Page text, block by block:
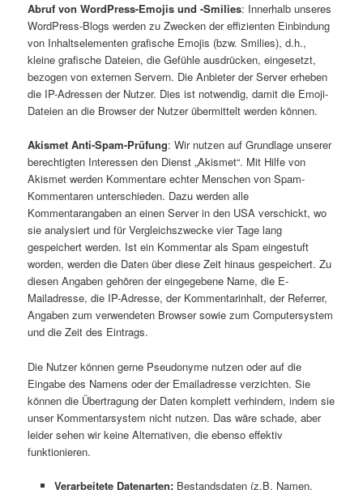
Abruf von WordPress-Emojis und -Smilies: Innerhalb unseres
WordPress-Blogs werden zu Zwecken der effizienten Einbindung
von Inhaltselementen grafische Emojis (bzw. Smilies), d.h.,
kleine grafische Dateien, die Gefühle ausdrücken, eingesetzt,
bezogen von externen Servern. Die Anbieter der Server erheben
die IP-Adressen der Nutzer. Dies ist notwendig, damit die Emoji-
Dateien an die Browser der Nutzer übermittelt werden können.
Akismet Anti-Spam-Prüfung: Wir nutzen auf Grundlage unserer
berechtigten Interessen den Dienst „Akismet“. Mit Hilfe von
Akismet werden Kommentare echter Menschen von Spam-
Kommentaren unterschieden. Dazu werden alle
Kommentarangaben an einen Server in den USA verschickt, wo
sie analysiert und für Vergleichszwecke vier Tage lang
gespeichert werden. Ist ein Kommentar als Spam eingestuft
worden, werden die Daten über diese Zeit hinaus gespeichert. Zu
diesen Angaben gehören der eingegebene Name, die E-
Mailadresse, die IP-Adresse, der Kommentarinhalt, der Referrer,
Angaben zum verwendeten Browser sowie zum Computersystem
und die Zeit des Eintrags.
Die Nutzer können gerne Pseudonyme nutzen oder auf die
Eingabe des Namens oder der Emailadresse verzichten. Sie
können die Übertragung der Daten komplett verhindern, indem sie
unser Kommentarsystem nicht nutzen. Das wäre schade, aber
leider sehen wir keine Alternativen, die ebenso effektiv
funktionieren.
Verarbeitete Datenarten:Bestandsdaten (z.B. Namen,